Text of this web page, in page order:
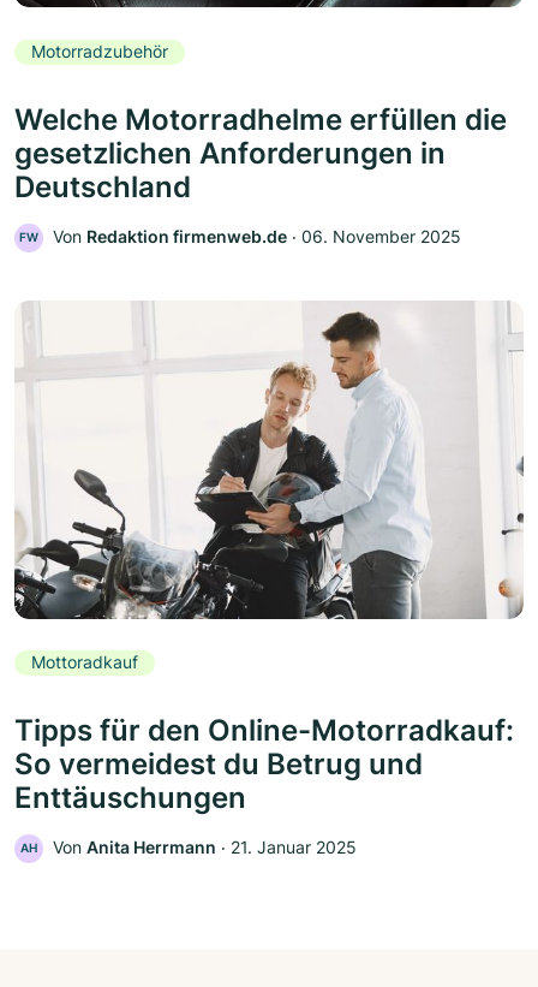
Motorradzubehör
Welche Motorradhelme erfüllen die
gesetzlichen Anforderungen in
Deutschland
FW Von Redaktion firmenweb.de ‧ 06. November 2025
Mottoradkauf
Tipps für den Online-Motorradkauf:
So vermeidest du Betrug und
Enttäuschungen
AH Von Anita Herrmann ‧ 21. Januar 2025